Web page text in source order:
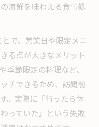
カレンダーで把握
ンチ情報を見逃さ
レンド分析
ゃれトレンド徹底解
の理由を探る
ルを波方町岡で体験
海鮮を味わえる食事処
で、営業日や限定メニ
る点が大きなメリット
季節限定の料理など、
チできるため、訪問前
。実際に「行ったら休
っていた」という失敗